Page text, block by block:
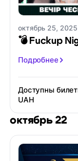
октябрь 25,
💣 Fuckup
Подробнее
Доступны
UAH
октябрь 22